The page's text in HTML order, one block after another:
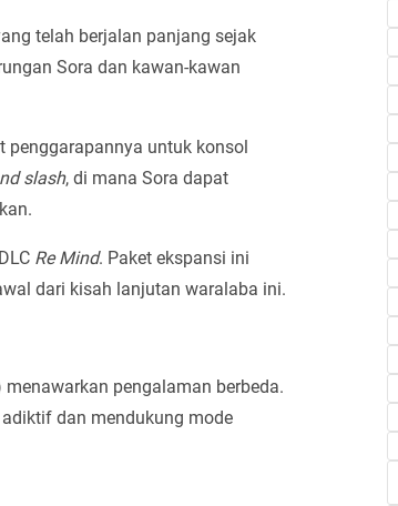
telah berjalan panjang sejak
Sora dan kawan-kawan
untuk konsol
slash, di mana Sora dapat
Re Mind. Paket ekspansi ini
dari kisah lanjutan waralaba ini.
pengalaman berbeda.
dan mendukung mode